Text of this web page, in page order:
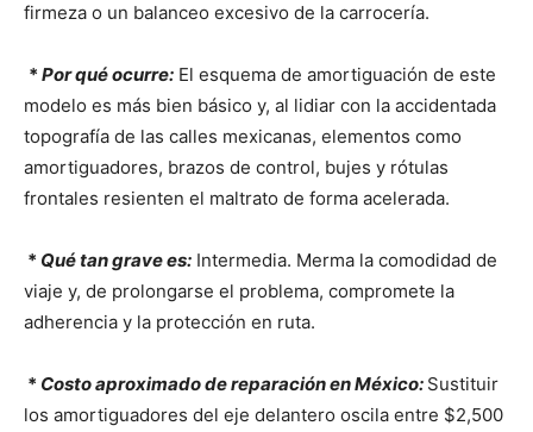
firmeza o un balanceo excesivo de la carrocería.
* Por qué ocurre: El esquema de amortiguación de este
modelo es más bien básico y, al lidiar con la accidentada
topografía de las calles mexicanas, elementos como
amortiguadores, brazos de control, bujes y rótulas
frontales resienten el maltrato de forma acelerada.
* Qué tan grave es: Intermedia. Merma la comodidad de
viaje y, de prolongarse el problema, compromete la
adherencia y la protección en ruta.
* Costo aproximado de reparación en México: Sustituir
los amortiguadores del eje delantero oscila entre $2,500